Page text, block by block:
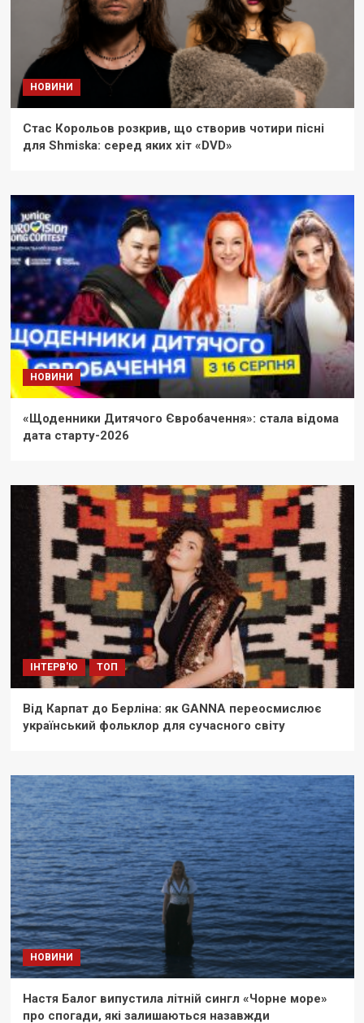
НОВИНИ
Стас Корольов розкрив, що створив чотири пісні
для Shmiska: серед яких хіт «DVD»
НОВИНИ
«Щоденники Дитячого Євробачення»: стала відома
дата старту-2026
ІНТЕРВ'Ю ТОП
Від Карпат до Берліна: як GANNA переосмислює
український фольклор для сучасного світу
НОВИНИ
Настя Балог випустила літній сингл «Чорне море»
про спогади, які залишаються назавжди